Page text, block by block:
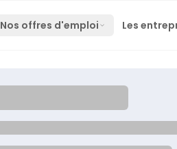
Nos offres d'emploi Les